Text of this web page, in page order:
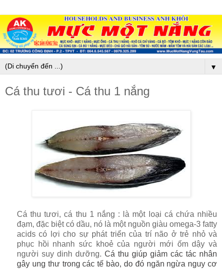
▼
Cá thu tươi - Cá thu 1 nắng
Cá thu tươi, cá thu 1 nắng : là một loại cá chứa nhiều
đạm, đặc biệt có dầu, nó là một nguồn giàu omega-3 fatty
acids có lợi cho sự phát triển của trí não ở trẻ nhỏ và
phục hồi nhanh sức khoẻ của người mới ốm dậy và
người suy dinh dưỡng. Cá thu giúp giảm các tác nhân
gây ung thư trong các tế bào, do đó ngăn ngừa nguy cơ